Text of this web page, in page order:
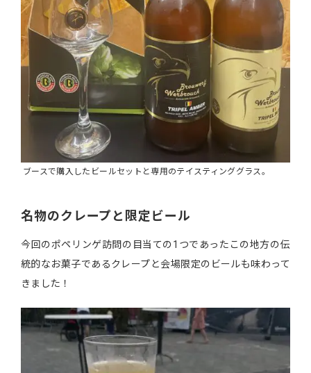
ブースで購入したビールセットと専用のテイスティンググラス。
名物のクレープと限定ビール
今回のポペリンゲ訪問の目当ての1つであったこの地方の伝
統的なお菓子であるクレープと会場限定のビールも味わって
きました！